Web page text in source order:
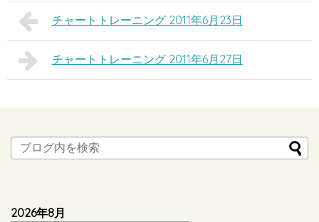
チャートトレーニング 2011年6月23日
チャートトレーニング 2011年6月27日
2026年8月